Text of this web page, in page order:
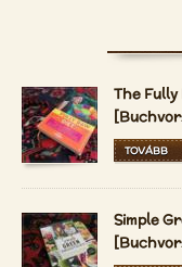
The Fully
TOVÁBB
Simple